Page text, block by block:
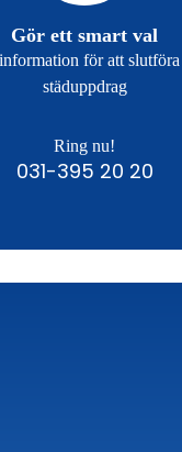
Gör ett smart val
för att slutföra
städuppdrag
Ring nu!
031-395 20 20